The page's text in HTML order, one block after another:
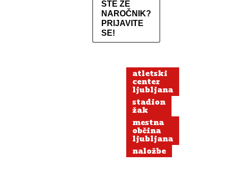
STE ŽE
NAROČNIK?
PRIJAVITE
SE!
atletski
center
ljubljana
stadion
žak
mestna
občina
ljubljana
naložbe